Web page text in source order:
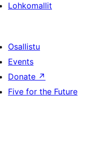
Lohkomallit
Osallistu
Events
Donate ↗
Five for the Future